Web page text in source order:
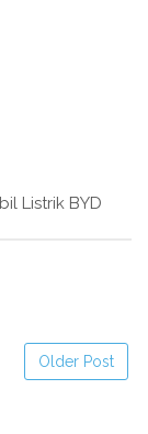
Listrik BYD
Older Post